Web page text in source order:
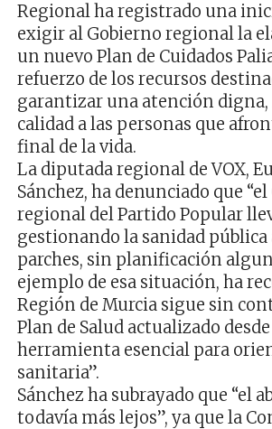
Regional ha registrado una
exigir al Gobierno regional la
un nuevo Plan de Cuidados
refuerzo de los recursos
garantizar una atención
calidad a las personas que
final de la vida.
La diputada regional de VOX,
Sánchez, ha denunciado que
regional del Partido Popular
gestionando la sanidad pública
parches, sin planificación
ejemplo de esa situación, ha
Región de Murcia sigue sin
Plan de Salud actualizado
herramienta esencial para
sanitaria”.
Sánchez ha subrayado que “el
todavía más lejos”, ya que la